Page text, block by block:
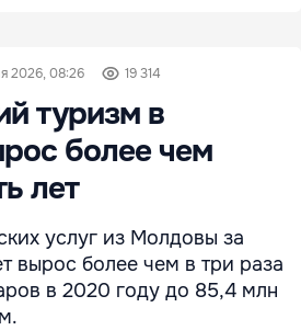
2026, 08:26 19 314
туризм в
более чем
лет
услуг из Молдовы за
вырос более чем в три раза
в 2020 году до 85,4 млн